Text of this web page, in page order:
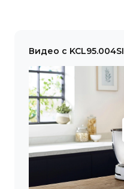
Видео с KCL95.004SI